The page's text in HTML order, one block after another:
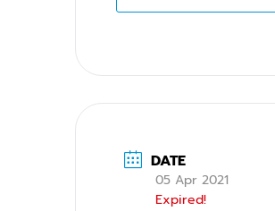
DATE
05 Apr 2021
Expired!